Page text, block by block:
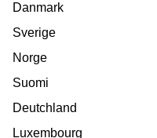
Danmark
Sverige
Norge
Suomi
Deutchland
Luxembourg